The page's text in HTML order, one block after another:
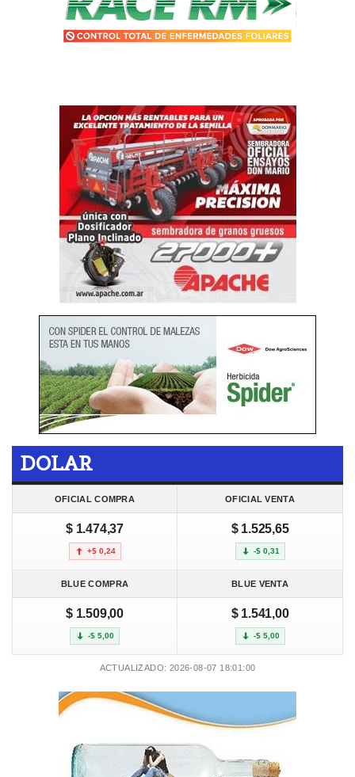
DOLAR
OFICIAL COMPRA OFICIAL VENTA
$ 1.474,37
+$ 0,24
$ 1.525,65
-$ 0,31
BLUE COMPRA BLUE VENTA
$ 1.509,00
-$ 5,00
$ 1.541,00
-$ 5,00
ACTUALIZADO: 2026-08-07 18:01:00